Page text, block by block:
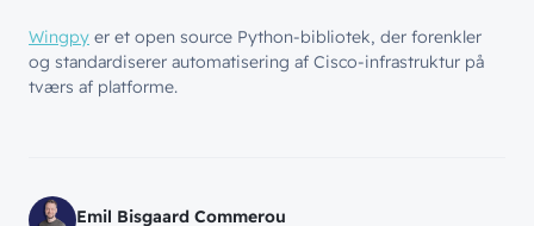
Wingpy er et open source Python-bibliotek, der forenkler
og standardiserer automatisering af Cisco-infrastruktur på
tværs af platforme.
Emil Bisgaard Commerou